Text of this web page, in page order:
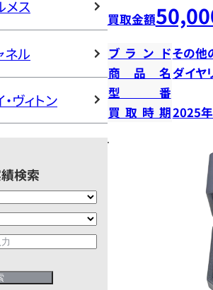
メス
ネル
ヴィトン
検索
買取金額
ブランドその他
商品名ダイヤ
型番
買取時期2025